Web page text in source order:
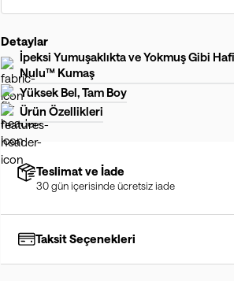
Detaylar
İpeksi Yumuşaklıkta ve Yokmuş Gibi
Nulu™ Kumaş
Yüksek Bel, Tam Boy
Ürün Özellikleri
Teslimat ve İade
30 gün içerisinde ücretsiz iade
Taksit Seçenekleri